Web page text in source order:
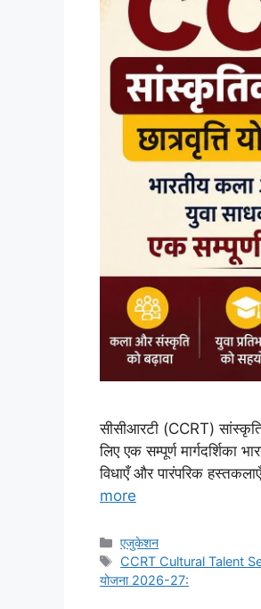
सीसीआरटी (CCRT)
लिए एक सम्पूर्ण
विधाएँ और पारंपरिक
more
Categories
एजुकेशन
Tags
CCRT Cultural Talent
योजना 2026-27: